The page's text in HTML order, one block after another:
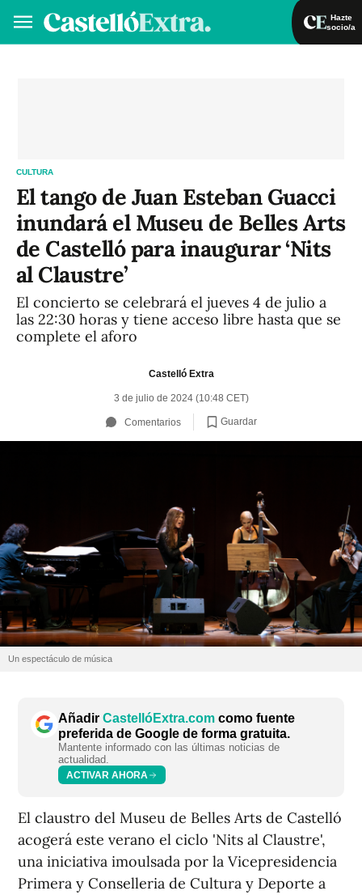
Hazte
socio/a
CULTURA
El tango de Juan Esteban Guacci
inundará el Museu de Belles Arts
de Castelló para inaugurar ‘Nits
al Claustre’
El concierto se celebrará el jueves 4 de julio a
las 22:30 horas y tiene acceso libre hasta que se
complete el aforo
Castelló Extra
3 de julio de 2024 (10:48 CET)
Comentarios Guardar
Un espectáculo de música
Añadir CastellóExtra.com como fuente
preferida de Google de forma gratuita.
Mantente informado con las últimas noticias de
actualidad.
ACTIVAR AHORA
El claustro del Museu de Belles Arts de Castelló
acogerá este verano el ciclo 'Nits al Claustre',
una iniciativa imoulsada por la Vicepresidencia
Primera y Conselleria de Cultura y Deporte a